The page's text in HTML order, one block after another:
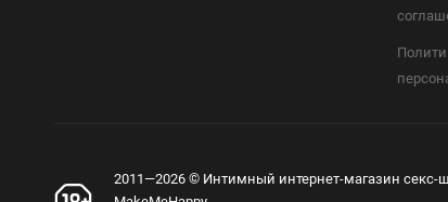
2011—2026 © Интимный интернет-магазин секс-